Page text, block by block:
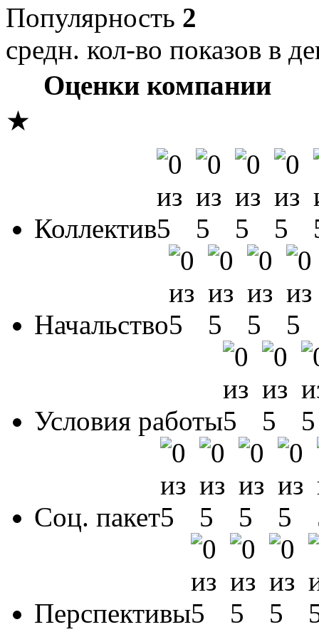
Популярность 2
средн. кол-во показов в
Оценки компании
★
Коллектив
Начальство
Условия работы
Соц. пакет
Перспективы